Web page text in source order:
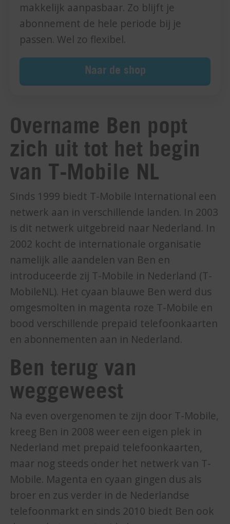
makkelijk aanpasbaar. Zo blijft je
abonnement de hele periode bij je
passen. Wel zo flexibel.
Naar de shop
Overname Ben popt
zich uit tot het begin
van T-Mobile NL
Sinds 1999 biedt T-Mobile International een
netwerk aan in verschillende landen. In 2003
is dit netwerk uitgebreid naar Nederland. In
2002 kocht de internationale organisatie
namelijk alle aandelen van Ben en
introduceerde zij T-Mobile in Nederland (T-
MobileNL). Het cyaan blauwe Ben werd dus
omgesmolten in magenta roze T-Mobile en
bood verschillende prepaid telefoonkaarten
en abonnementen aan in Nederland.
Ben terug van
weggeweest
Na even overgenomen te zijn door T-Mobile,
kreeg Ben in 2008 weer een eigen plek in
Nederland met prepaid telefoonkaarten,
maar nog steeds onder het netwerk van T-
Mobile. Magenta en cyaan gingen dus als
broer en zus verder in de Nederlandse
telefoonmarkt en sinds 2010 biedt Ben ook